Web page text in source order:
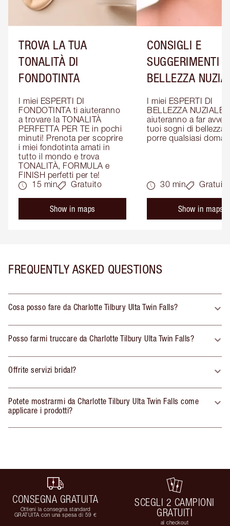
TROVA LA TUA
TONALITÀ DI
FONDOTINTA
I miei ESPERTI DI
FONDOTINTA ti aiuteranno
a trovare la TONALITÀ
PERFETTA PER TE in pochi
minuti! Prenota per scoprire
i miei fondotinta amati in
tutto il mondo e trova
TONALITÀ, FORMULA e
FINISH perfetti per te!
15 min
Gratuito
Show in maps
CONSIGLI E
SUGGERIMENTI
BELLEZZA
I miei ESPERTI DI
BELLEZZA NUZIALE
aiuteranno a far
tuoi sogni di bellezza:
porre qualsiasi
30 min Gratuito
Show in maps
FREQUENTLY ASKED QUESTIONS
Cosa posso fare da Charlotte Tilbury Ulta Twin Falls?
Posso farmi truccare da Charlotte Tilbury Ulta Twin Falls?
Offrite servizi bridal?
Potete mostrarmi da Charlotte Tilbury Ulta Twin Falls come
applicare i prodotti?
CONSEGNA GRATUITA
Ottieni la consegna standard
GRATUITA con una spesa di 59 €
SCEGLI 2 CAMPIONI
GRATUITI
al checkout